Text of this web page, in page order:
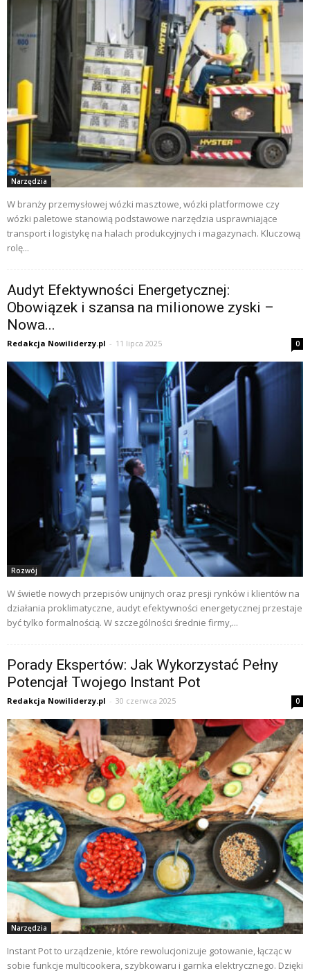
Narzędzia
W branży przemysłowej wózki masztowe, wózki platformowe czy
wózki paletowe stanowią podstawowe narzędzia usprawniające
transport i logistykę na halach produkcyjnych i magazynach. Kluczową
rolę...
Audyt Efektywności Energetycznej:
Obowiązek i szansa na milionowe zyski –
Nowa...
Redakcja Nowiliderzy.pl - 11 lipca 2025 0
Rozwój
W świetle nowych przepisów unijnych oraz presji rynków i klientów na
działania proklimatyczne, audyt efektywności energetycznej przestaje
być tylko formalnością. W szczególności średnie firmy,...
Porady Ekspertów: Jak Wykorzystać Pełny
Potencjał Twojego Instant Pot
Redakcja Nowiliderzy.pl - 30 czerwca 2025 0
Narzędzia
Instant Pot to urządzenie, które rewolucjonizuje gotowanie, łącząc w
sobie funkcje multicookera, szybkowaru i garnka elektrycznego. Dzięki